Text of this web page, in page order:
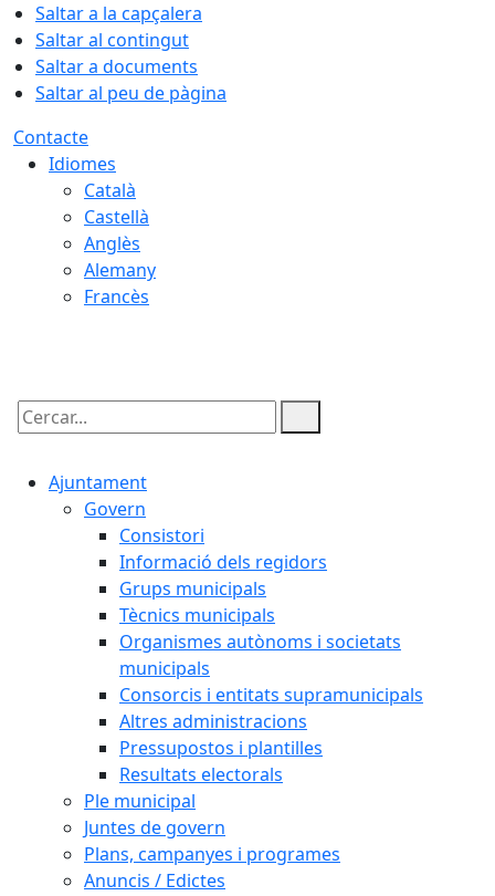
Saltar a la capçalera
Saltar al contingut
Saltar a documents
Saltar al peu de pàgina
Contacte
Idiomes
Català
Castellà
Anglès
Alemany
Francès
Cercar:
Ajuntament
Govern
Consistori
Informació dels regidors
Grups municipals
Tècnics municipals
Organismes autònoms i societats
municipals
Consorcis i entitats supramunicipals
Altres administracions
Pressupostos i plantilles
Resultats electorals
Ple municipal
Juntes de govern
Plans, campanyes i programes
Anuncis / Edictes